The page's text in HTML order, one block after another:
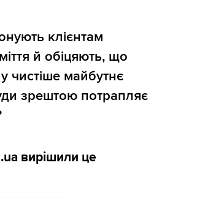
клієнтам
й обіцяють, що
чистіше майбутнє
зрештою потрапляє
вирішили це